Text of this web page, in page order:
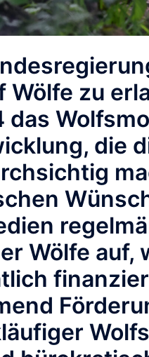
Wölfe zu
das
die
Wölfe auf,